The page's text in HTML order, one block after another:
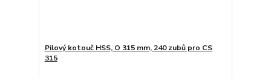
Pilový kotouč HSS, O 315 mm, 240 zubů pro CS
315